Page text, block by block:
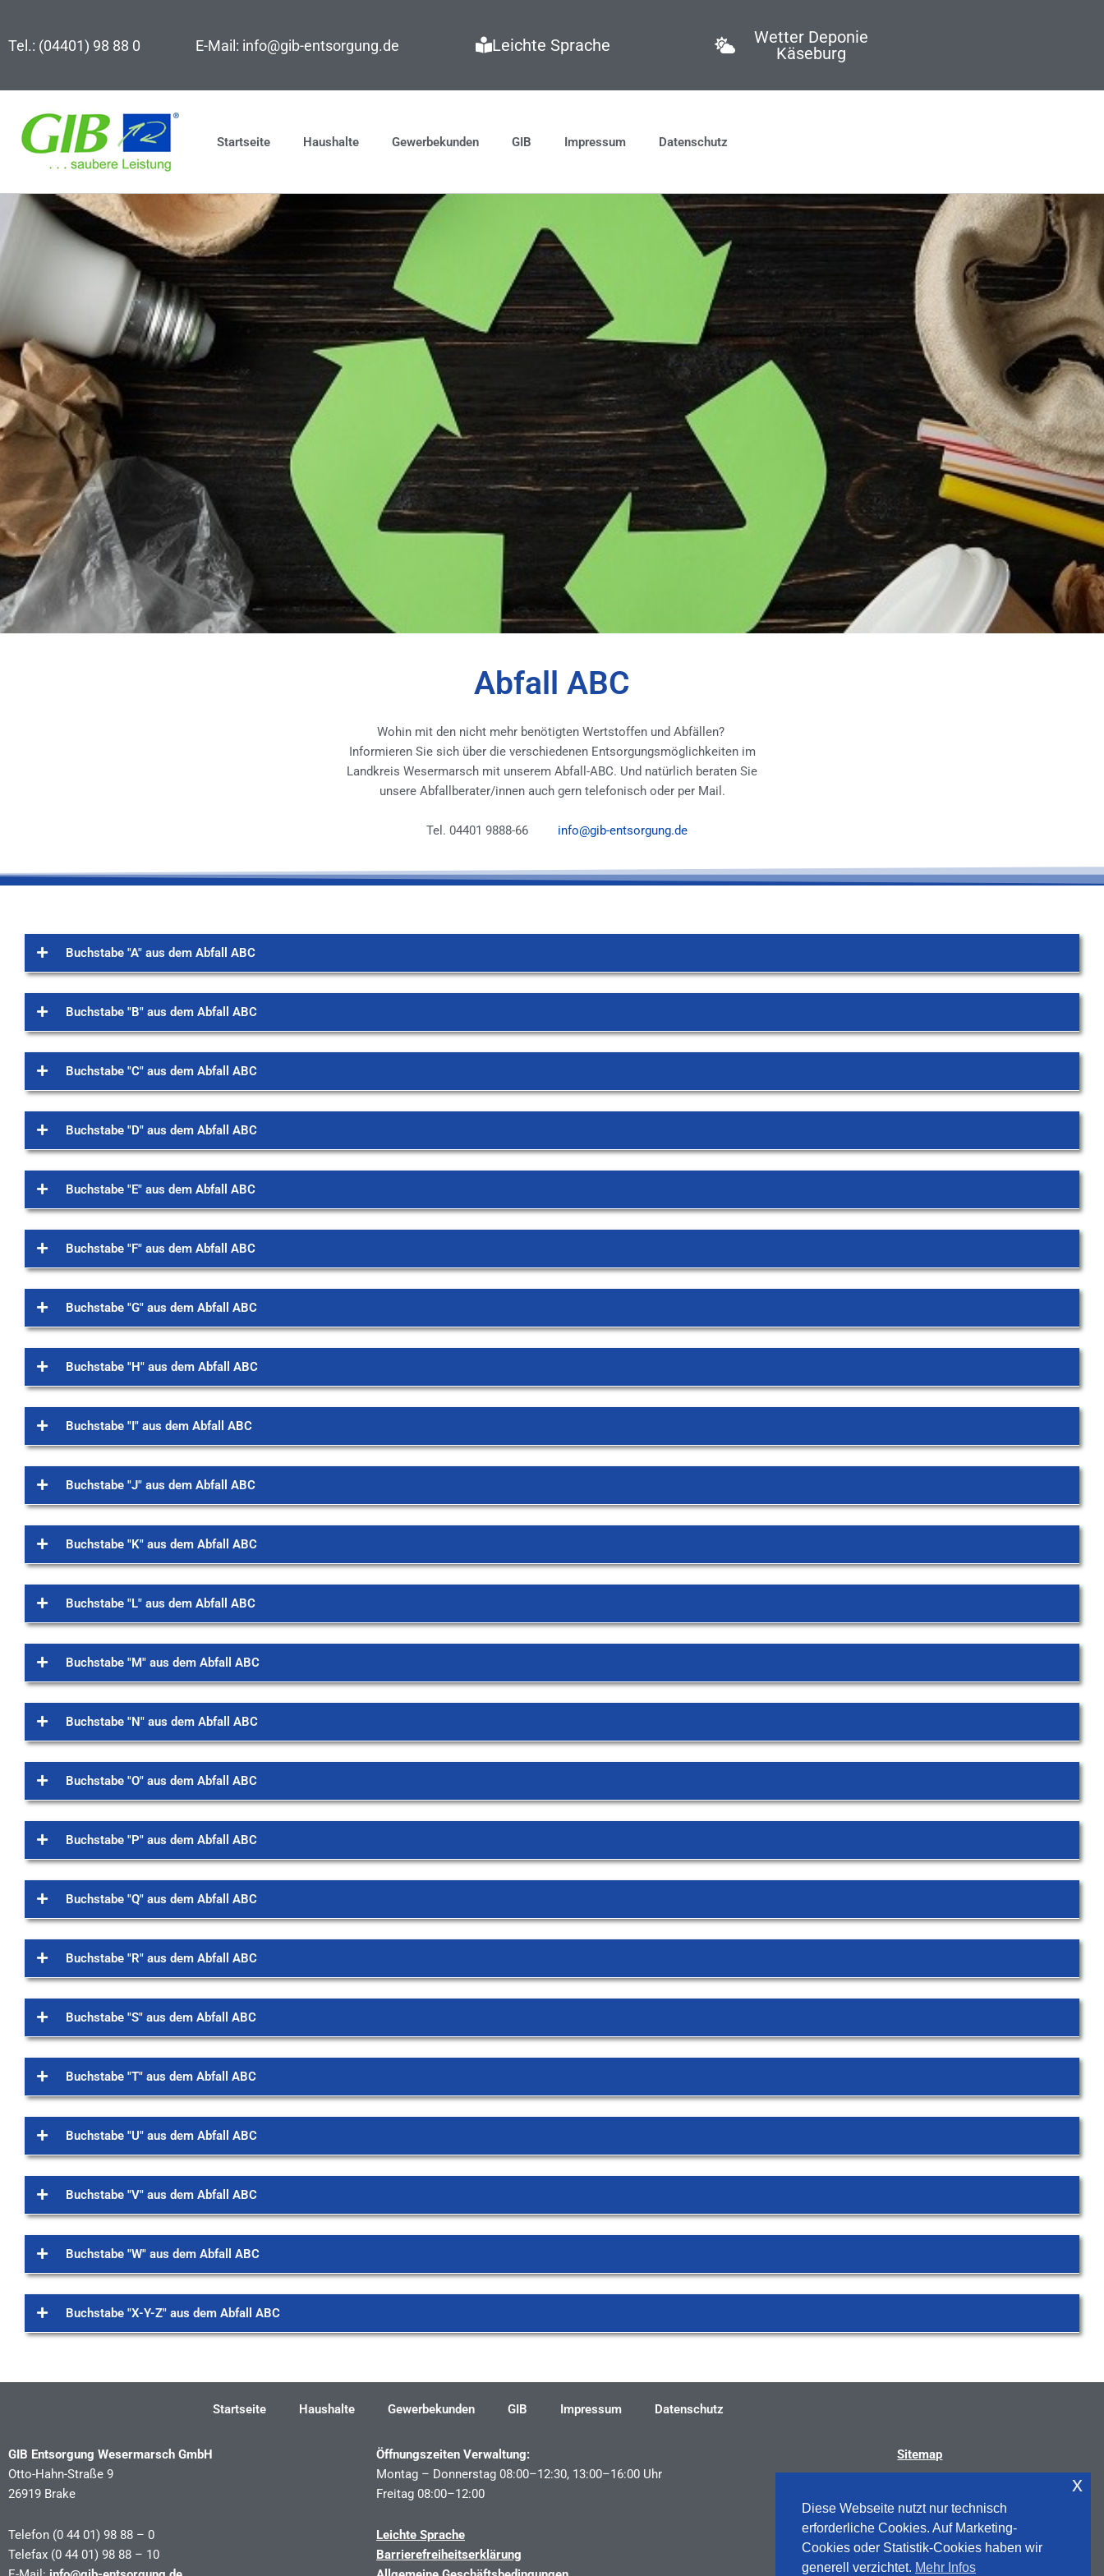
springen
Tel.: (04401) 98 88 0 E-Mail: info@gib-entsorgung.de Leichte Sprache
Wetter Deponie
Käseburg
Startseite Haushalte Gewerbekunden GIB Impressum Datenschutz
Abfall ABC
Wohin mit den nicht mehr benötigten Wertstoffen und Abfällen?
Informieren Sie sich über die verschiedenen Entsorgungsmöglichkeiten im
Landkreis Wesermarsch mit unserem Abfall-ABC. Und natürlich beraten Sie
unsere Abfallberater/innen auch gern telefonisch oder per Mail.
Tel. 04401 9888-66 info@gib-entsorgung.de
Buchstabe "A" aus dem Abfall ABC
Buchstabe "B" aus dem Abfall ABC
Buchstabe "C" aus dem Abfall ABC
Buchstabe "D" aus dem Abfall ABC
Buchstabe "E" aus dem Abfall ABC
Buchstabe "F" aus dem Abfall ABC
Buchstabe "G" aus dem Abfall ABC
Buchstabe "H" aus dem Abfall ABC
Buchstabe "I" aus dem Abfall ABC
Buchstabe "J" aus dem Abfall ABC
Buchstabe "K" aus dem Abfall ABC
Buchstabe "L" aus dem Abfall ABC
Buchstabe "M" aus dem Abfall ABC
Buchstabe "N" aus dem Abfall ABC
Buchstabe "O" aus dem Abfall ABC
Buchstabe "P" aus dem Abfall ABC
Buchstabe "Q" aus dem Abfall ABC
Buchstabe "R" aus dem Abfall ABC
Buchstabe "S" aus dem Abfall ABC
Buchstabe "T" aus dem Abfall ABC
Buchstabe "U" aus dem Abfall ABC
Buchstabe "V" aus dem Abfall ABC
Buchstabe "W" aus dem Abfall ABC
Buchstabe "X-Y-Z" aus dem Abfall ABC
Startseite Haushalte Gewerbekunden GIB Impressum Datenschutz
GIB Entsorgung Wesermarsch GmbH
Otto-Hahn-Straße 9
26919 Brake
Telefon (0 44 01) 98 88 – 0
Telefax (0 44 01) 98 88 – 10
Öffnungszeiten Verwaltung:
Montag – Donnerstag 08:00–12:30, 13:00–16:00 Uhr
Freitag 08:00–12:00
Leichte Sprache
Barrierefreiheitserklärung
Sitemap
Diese Webseite nutzt nur technisch
erforderliche Cookies. Auf Marketing-
Cookies oder Statistik-Cookies haben wir
generell verzichtet. Mehr Infos
x